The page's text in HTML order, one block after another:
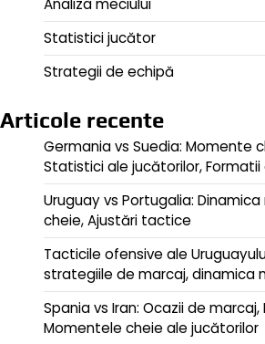
Analiza meciului
Statistici jucător
Strategii de echipă
Articole recente
Germania vs Suedia: Momente
Statistici ale jucătorilor,
Uruguay vs Portugalia:
cheie, Ajustări tactice
Tacticile ofensive ale
strategiile de marcaj, dinamica
Spania vs Iran: Ocazii de marcaj,
Momentele cheie ale jucătorilor